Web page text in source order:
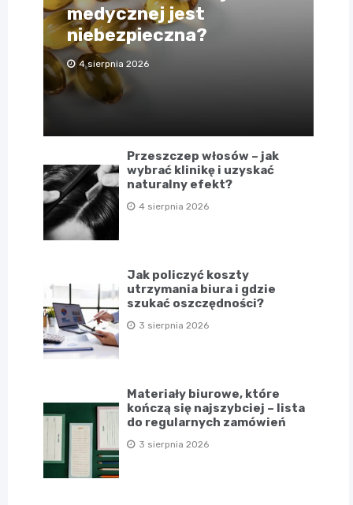
medycznej jest
niebezpieczna?
4 sierpnia 2026
Przeszczep włosów – jak
wybrać klinikę i uzyskać
naturalny efekt?
4 sierpnia 2026
Jak policzyć koszty
utrzymania biura i gdzie
szukać oszczędności?
3 sierpnia 2026
Materiały biurowe, które
kończą się najszybciej – lista
do regularnych zamówień
3 sierpnia 2026